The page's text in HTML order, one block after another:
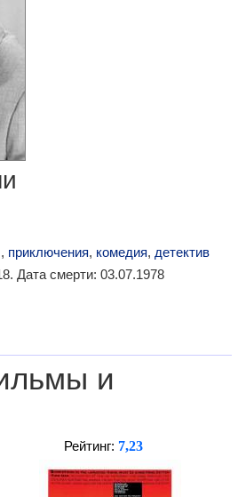
, приключения, комедия, детектив
Дата смерти: 03.07.1978
и
Рейтинг: 7,23